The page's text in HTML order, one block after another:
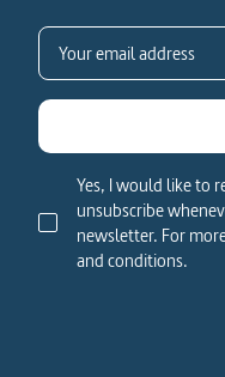
Yes, I would like to
unsubscribe
newsletter. For
and conditions.